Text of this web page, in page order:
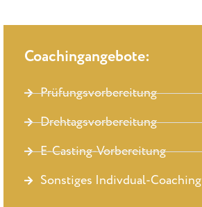
Coachingangebote:
Prüfungsvorbereitung
Drehtagsvorbereitung
E-Casting-Vorbereitung
Sonstiges Indivdual-Coaching